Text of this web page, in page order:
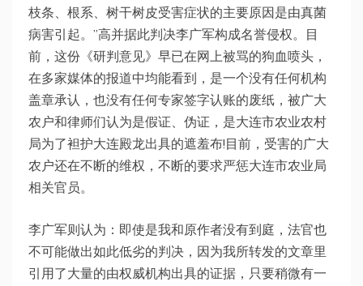
枝条、根系、树干树皮受害症状的主要原因是由真菌
病害引起。”高并据此判决李广军构成名誉侵权。目
前，这份《研判意见》早已在网上被骂的狗血喷头，
在多家媒体的报道中均能看到，是一个没有任何机构
盖章承认，也没有任何专家签字认账的废纸，被广大
农户和律师们认为是假证、伪证，是大连市农业农村
局为了袒护大连殿龙出具的遮羞布!目前，受害的广大
农户还在不断的维权，不断的要求严惩大连市农业局
相关官员。
李广军则认为：即使是我和原作者没有到庭，法官也
不可能做出如此低劣的判决，因为我所转发的文章里
引用了大量的由权威机构出具的证据，只要稍微有一